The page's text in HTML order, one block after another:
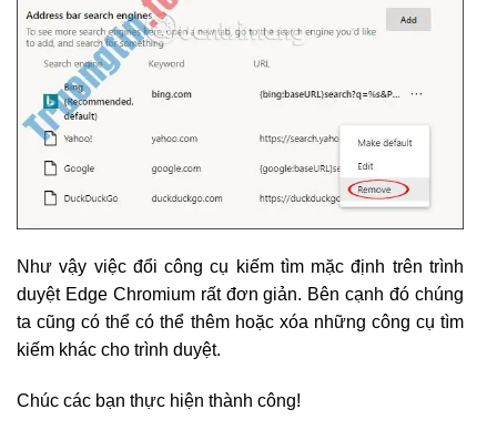
Như vậy việc đổi công cụ kiếm tìm mặc định trên trình
duyệt Edge Chromium rất đơn giản. Bên cạnh đó chúng
ta cũng có thể có thể thêm hoặc xóa những công cụ tìm
kiếm khác cho trình duyệt.
Chúc các bạn thực hiện thành công!